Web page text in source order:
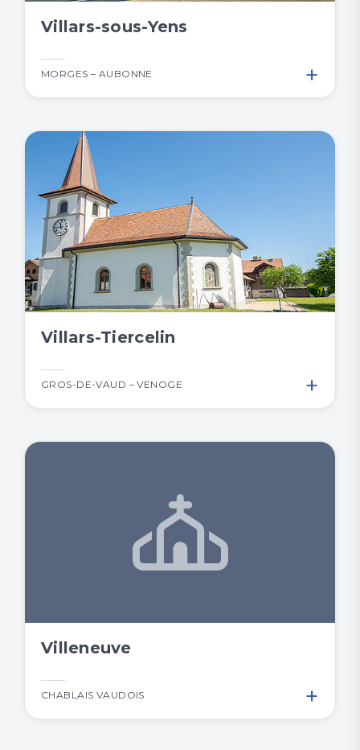
Villars-sous-Yens
MORGES – AUBONNE +
Villars-Tiercelin
GROS-DE-VAUD – VENOGE +
Villeneuve
CHABLAIS VAUDOIS +